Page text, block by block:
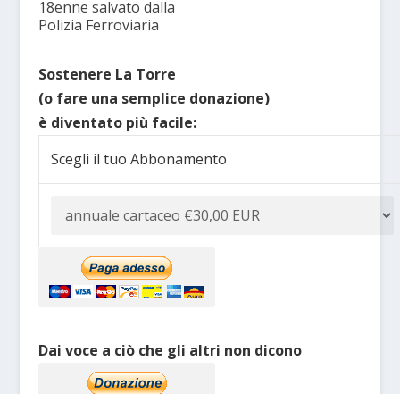
18enne salvato dalla
Polizia Ferroviaria
Sostenere La Torre
(o fare una semplice donazione)
è diventato più facile:
Scegli il tuo Abbonamento
Dai voce a ciò che gli altri non dicono